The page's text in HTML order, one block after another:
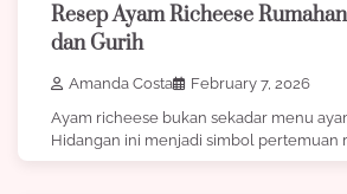
Resep Ayam Richeese
dan Gurih
Amanda Costa
February 7, 2026
Ayam richeese bukan sekadar menu
Hidangan ini menjadi simbol pertemuan